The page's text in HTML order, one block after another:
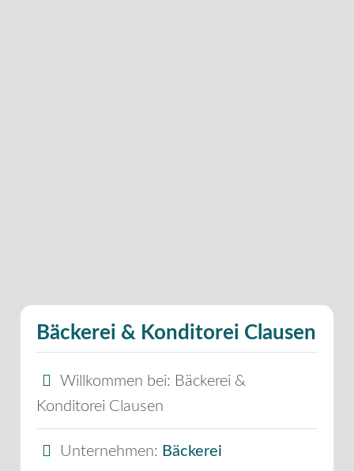
Bäckerei & Konditorei Clausen
Willkommen bei: Bäckerei &
Konditorei Clausen
Unternehmen: Bäckerei